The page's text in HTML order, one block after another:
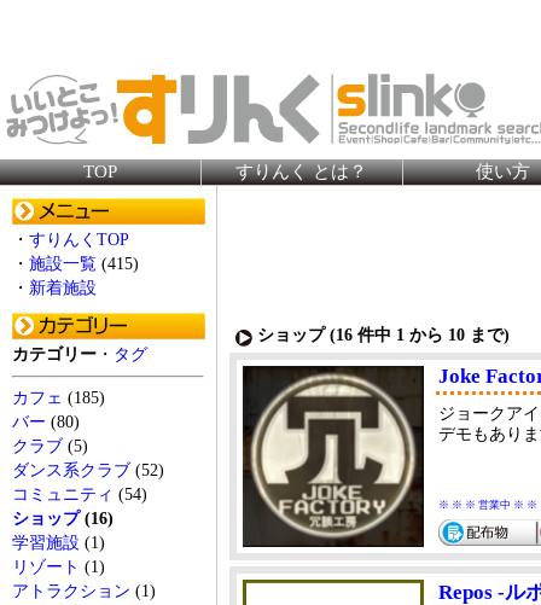
TOP すりんく とは？ 使い方
・ すりんくTOP
・ 施設一覧 (415)
・ 新着施設
カテゴリー ・ タグ
カフェ (185)
バー (80)
クラブ (5)
ダンス系クラブ (52)
コミュニティ (54)
ショップ(16)
学習施設 (1)
リゾート (1)
アトラクション (1)
ショップ (16 件中 1 から 10 まで)
Joke
ジョークア
デモもあり
※ ※ ※ 営業中 ※ ※
Repos -ル